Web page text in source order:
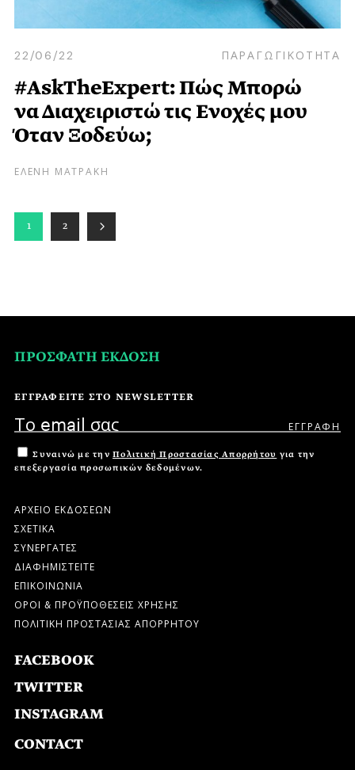
22/06/22 ΠΑΡΑΓΩΓΙΚΟΤΗΤΑ
#AskTheExpert: Πώς Μπορώ
να Διαχειριστώ τις Ενοχές μου
Όταν Ξοδεύω;
ΕΛΕΝΗ ΜΑΤΡΑΚΗ
1 2
ΠΡΟΣΦΑΤΗ ΕΚΔΟΣΗ
ΕΓΓΡΑΦΕΙΤΕ ΣΤΟ NEWSLETTER
Συναινώ με την Πολιτική Προστασίας Απορρήτου για την
επεξεργασία προσωπικών δεδομένων.
ΑΡΧΕΙΟ ΕΚΔΟΣΕΩΝ
ΣΧΕΤΙΚΑ
ΣΥΝΕΡΓΑΤΕΣ
ΔΙΑΦΗΜΙΣΤΕΙΤΕ
ΕΠΙΚΟΙΝΩΝΙΑ
ΟΡΟΙ & ΠΡΟΫΠΟΘΕΣΕΙΣ ΧΡΗΣΗΣ
ΠΟΛΙΤΙΚΗ ΠΡΟΣΤΑΣΙΑΣ ΑΠΟΡΡΗΤΟΥ
FACEBOOK
TWITTER
INSTAGRAM
CONTACT